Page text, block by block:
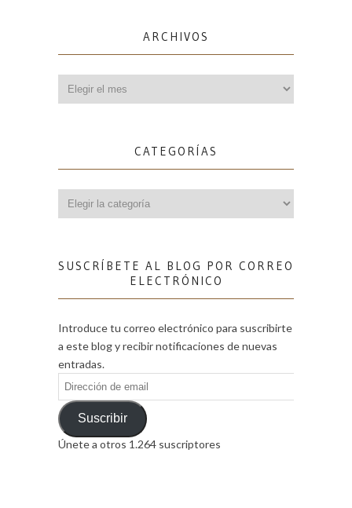
ARCHIVOS
CATEGORÍAS
SUSCRÍBETE AL BLOG POR CORREO
ELECTRÓNICO
Introduce tu correo electrónico para suscribirte
a este blog y recibir notificaciones de nuevas
entradas.
Dirección
de
emailSuscribir
Únete a otros 1.264 suscriptores